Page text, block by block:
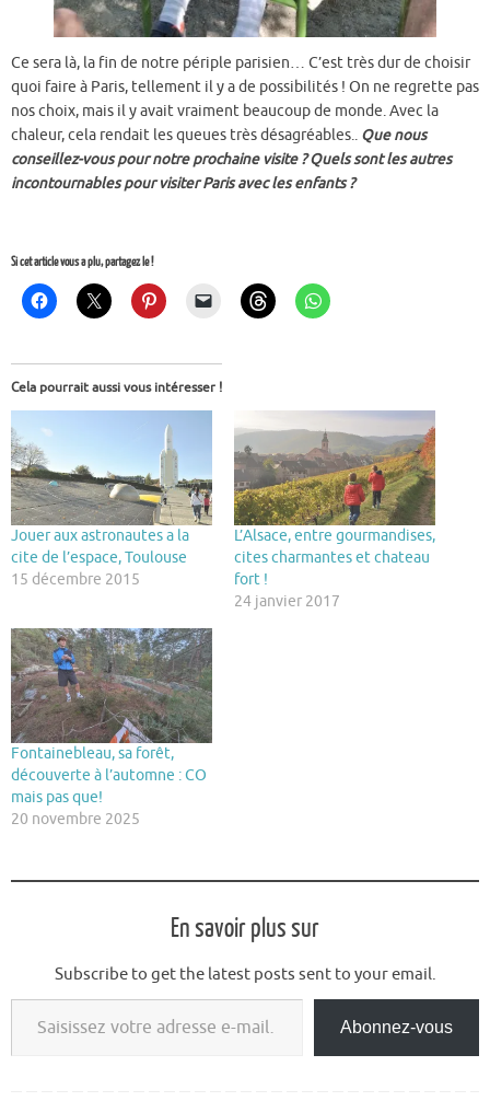
Ce sera là, la fin de notre périple parisien… C’est très dur de choisir
quoi faire à Paris, tellement il y a de possibilités ! On ne regrette pas
nos choix, mais il y avait vraiment beaucoup de monde. Avec la
chaleur, cela rendait les queues très désagréables.. Que nous
conseillez-vous pour notre prochaine visite ? Quels sont les autres
incontournables pour visiter Paris avec les enfants ?
Si cet article vous a plu, partagez le !
Cela pourrait aussi vous intéresser !
Jouer aux astronautes a la
cite de l’espace, Toulouse
15 décembre 2015
L’Alsace, entre gourmandises,
cites charmantes et chateau
fort !
24 janvier 2017
Fontainebleau, sa forêt,
découverte à l’automne : CO
mais pas que!
20 novembre 2025
En savoir plus sur
Subscribe to get the latest posts sent to your email.
Saisissez votre adresse e-mail…
Abonnez-vous